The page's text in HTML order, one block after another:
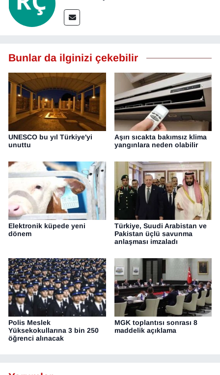
Bunlar da ilginizi çekebilir
UNESCO bu yıl Türkiye'yi
unuttu
Aşırı sıcakta bakımsız klima
yangınlara neden olabilir
Elektronik küpede yeni
dönem
Türkiye, Suudi Arabistan ve
Pakistan üçlü savunma
anlaşması imzaladı
Polis Meslek
Yüksekokullarına 3 bin 250
öğrenci alınacak
MGK toplantısı sonrası 8
maddelik açıklama